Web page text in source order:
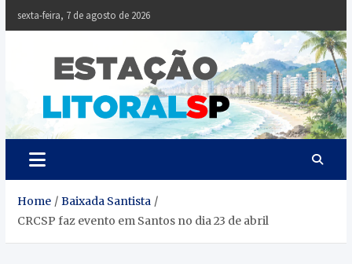
sexta-feira, 7 de agosto de 2026
Litoral
Notícias da
Baixada Santista
Home
Baixada Santista
CRCSP faz evento em Santos no dia 23 de abril